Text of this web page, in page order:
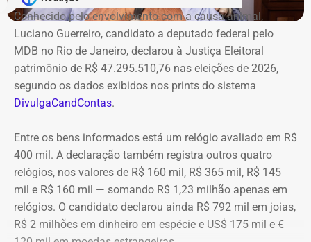
Conhecido pelo envolvimento com a causa animal,
Luciano Guerreiro, candidato a deputado federal pelo
MDB no Rio de Janeiro, declarou à Justiça Eleitoral
patrimônio de R$ 47.295.510,76 nas eleições de 2026,
segundo os dados exibidos nos prints do sistema
DivulgaCandContas.
Entre os bens informados está um relógio avaliado em R$
400 mil. A declaração também registra outros quatro
relógios, nos valores de R$ 160 mil, R$ 365 mil, R$ 145
mil e R$ 160 mil — somando R$ 1,23 milhão apenas em
relógios. O candidato declarou ainda R$ 792 mil em joias,
R$ 2 milhões em dinheiro em espécie e US$ 175 mil e €